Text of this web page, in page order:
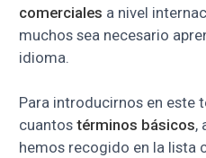
comerciales a nivel
muchos sea necesario
idioma.
Para introducirnos en este
cuantos términos básicos,
hemos recogido en la lista